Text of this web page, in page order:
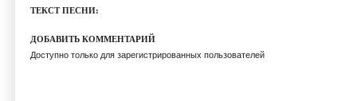
ТЕКСТ ПЕСНИ:
ДОБАВИТЬ КОММЕНТАРИЙ
Доступно только для зарегистрированных пользователей